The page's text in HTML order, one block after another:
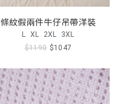
條紋假兩件牛仔吊帶洋裝
L XL 2XL 3XL
$1190 $1047